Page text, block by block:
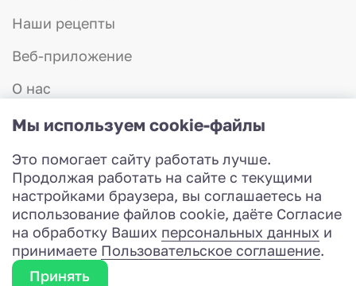
Заказать звонок
© 2026 Красная шапочка - доставка пирогов
Наши рецепты
Веб-приложение
О нас
Отзывы
Контакты
8 (831) 423-57-75
Работаем с 8:00 до 20:00
Разработка сайта
Мы используем cookie-файлы
Это помогает сайту работать лучше.
Продолжая работать на сайте с текущими
настройками браузера, вы соглашаетесь на
использование файлов cookie, даёте Согласие
на обработку Ваших персональных данных и
принимаете Пользовательское соглашение.
Принять